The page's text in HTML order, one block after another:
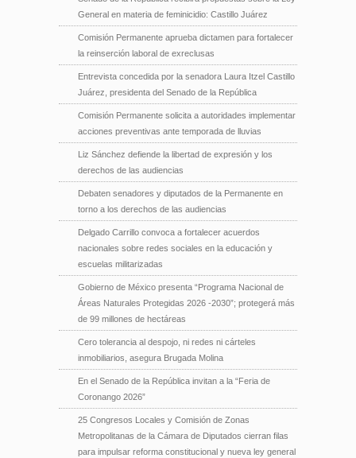
General en materia de feminicidio: Castillo Juárez
Comisión Permanente aprueba dictamen para fortalecer
la reinserción laboral de exreclusas
Entrevista concedida por la senadora Laura Itzel Castillo
Juárez, presidenta del Senado de la República
Comisión Permanente solicita a autoridades implementar
acciones preventivas ante temporada de lluvias
Liz Sánchez defiende la libertad de expresión y los
derechos de las audiencias
Debaten senadores y diputados de la Permanente en
torno a los derechos de las audiencias
Delgado Carrillo convoca a fortalecer acuerdos
nacionales sobre redes sociales en la educación y
escuelas militarizadas
Gobierno de México presenta “Programa Nacional de
Áreas Naturales Protegidas 2026 -2030”; protegerá más
de 99 millones de hectáreas
Cero tolerancia al despojo, ni redes ni cárteles
inmobiliarios, asegura Brugada Molina
En el Senado de la República invitan a la “Feria de
Coronango 2026”
25 Congresos Locales y Comisión de Zonas
Metropolitanas de la Cámara de Diputados cierran filas
para impulsar reforma constitucional y nueva ley general